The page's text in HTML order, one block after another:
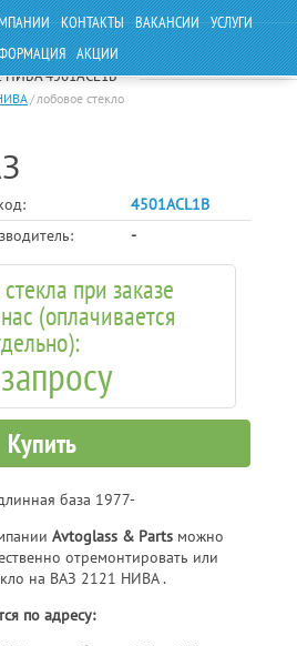
КОНТАКТЫ ВАКАНСИИ УСЛУГИ
АКЦИИ
НИВА 4501ACL1B
/лобовое стекло
4501ACL1B
-
при заказе
(оплачивается
Купить
база 1977-
Avtoglass & Parts можно
отремонтировать или
на ВАЗ 2121 НИВА .
по адресу: